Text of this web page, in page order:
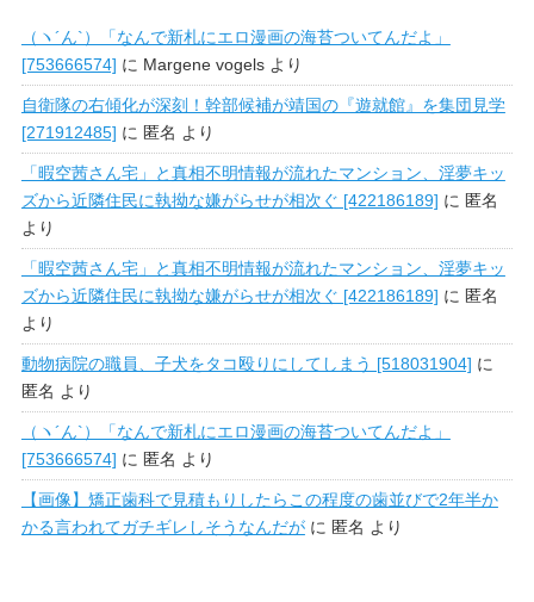
（ヽ´ん`）「なんで新札にエロ漫画の海苔ついてんだよ」
[753666574] に Margene vogelsより
自衛隊の右傾化が深刻！幹部候補が靖国の『遊就館』を集団見学
[271912485] に 匿名 より
「暇空茜さん宅」と真相不明情報が流れたマンション、淫夢キッ
ズから近隣住民に執拗な嫌がらせが相次ぐ [422186189] に 匿名
より
「暇空茜さん宅」と真相不明情報が流れたマンション、淫夢キッ
ズから近隣住民に執拗な嫌がらせが相次ぐ [422186189] に 匿名
より
動物病院の職員、子犬をタコ殴りにしてしまう [518031904] に
匿名 より
（ヽ´ん`）「なんで新札にエロ漫画の海苔ついてんだよ」
[753666574] に 匿名 より
【画像】矯正歯科で見積もりしたらこの程度の歯並びで2年半か
かる言われてガチギレしそうなんだがに 匿名 より